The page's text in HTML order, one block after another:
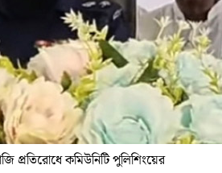
প্রতিরোধে কমিউনিটি পুলিশিংয়ের